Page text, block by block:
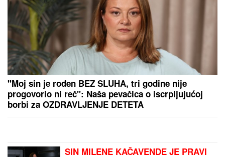
"Moj sin je rođen BEZ SLUHA, tri godine nije
progovorio ni reč": Naša pevačica o iscrpljujućoj
borbi za OZDRAVLJENJE DETETA
SIN MILENE KAČAVENDE JE PRAVI